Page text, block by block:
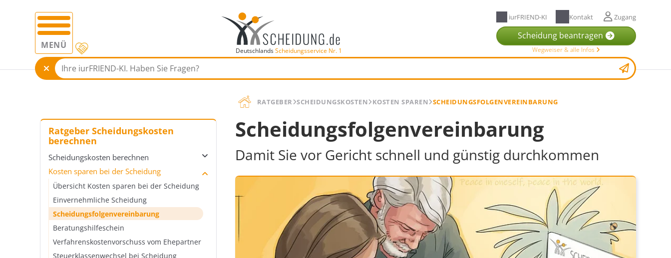
MENÜ DeutschlandsScheidungsservice Nr. 1
iurFRIEND-KI Kontakt Zugang
Scheidung beantragen
Wegweiser & alle Infos
RATGEBER SCHEIDUNGSKOSTEN KOSTEN SPAREN SCHEIDUNGSFOLGENVEREINBARUNG
Ratgeber Scheidungskosten
berechnen
Scheidungskosten berechnen
Übersicht Scheidungskosten berechnen
Gerichtskosten bei einer Scheidung
Verfahrenskostenhilfe bei Scheidung
Verfahrenskostenhilfe-Rechner
Scheidungskosten in Raten zahlen
Scheidung bei Bürgergeld
Krypto bei der Scheidung
Kosten sparen bei der Scheidung
Übersicht Kosten sparen bei der Scheidung
Einvernehmliche Scheidung
Scheidungsfolgenvereinbarung
Beratungshilfeschein
Verfahrenskostenvorschuss vom Ehepartner
Steuerklassenwechsel bei Scheidung
Scheidungsfolgenvereinbarung
Damit Sie vor Gericht schnell und günstig durchkommen